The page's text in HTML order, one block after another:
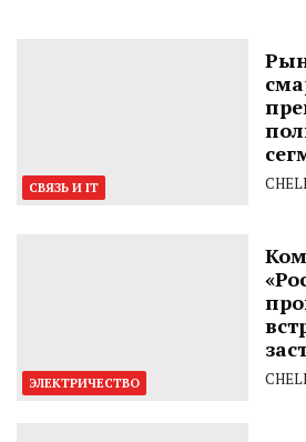
СВЯЗЬ И IT
ЭЛЕКТРИЧЕСТВО